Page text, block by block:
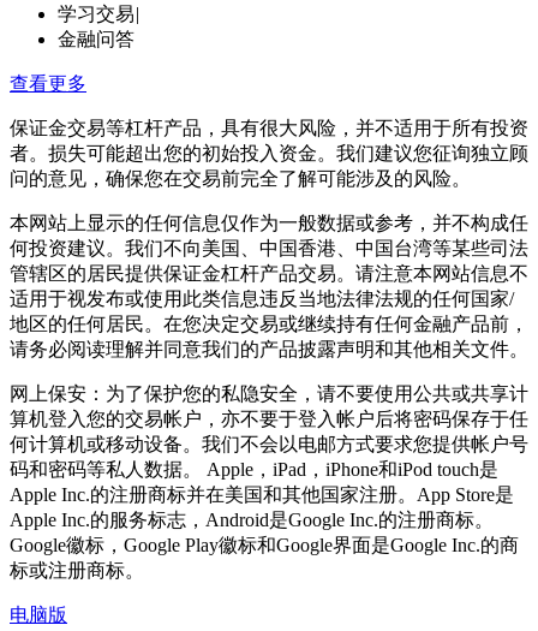
学习交易|
金融问答
查看更多
保证金交易等杠杆产品，具有很大风险，并不适用于所有投资
者。损失可能超出您的初始投入资金。我们建议您征询独立顾
问的意见，确保您在交易前完全了解可能涉及的风险。
本网站上显示的任何信息仅作为一般数据或参考，并不构成任
何投资建议。我们不向美国、中国香港、中国台湾等某些司法
管辖区的居民提供保证金杠杆产品交易。请注意本网站信息不
适用于视发布或使用此类信息违反当地法律法规的任何国家/
地区的任何居民。在您决定交易或继续持有任何金融产品前，
请务必阅读理解并同意我们的产品披露声明和其他相关文件。
网上保安：为了保护您的私隐安全，请不要使用公共或共享计
算机登入您的交易帐户，亦不要于登入帐户后将密码保存于任
何计算机或移动设备。我们不会以电邮方式要求您提供帐户号
码和密码等私人数据。 Apple，iPad，iPhone和iPod touch是
Apple Inc.的注册商标并在美国和其他国家注册。App Store是
Apple Inc.的服务标志，Android是Google Inc.的注册商标。
Google徽标，Google Play徽标和Google界面是Google Inc.的商
标或注册商标。
电脑版